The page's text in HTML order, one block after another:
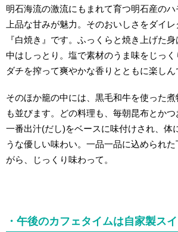
明石海流の激流にもまれて育つ明石産の
上品な甘みが魅力。そのおいしさをダイ
『白焼き』です。ふっくらと焼き上げた身
中はしっとり。塩で素材のうま味をじっ
ダチを搾って爽やかな香りとともに楽しん
そのほか籠の中には、黒毛和牛を使った
も並びます。どの料理も、毎朝昆布とか
一番出汁(だし)をベースに味付けされ、体
うな優しい味わい。一品一品に込められ
がら、じっくり味わって。
・午後のカフェタイムは自家製ス